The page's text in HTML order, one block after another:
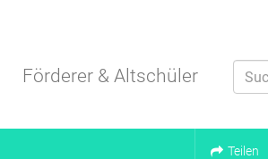
Förderer & Altschüler
Teilen